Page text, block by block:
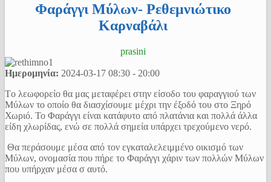
Φαράγγι Μύλων- Ρεθεμνιώτικο
Καρναβάλι
prasini
Ημερομηνία: 2024-03-17 08:30 - 20:00
Tο λεωφορείο θα μας μεταφέρει στην είσοδο του φαραγγιού των
Μύλων το οποίο θα διασχίσουμε μέχρι την έξοδό του στο Ξηρό
Χωριό. Το Φαράγγι είναι κατάφυτο από πλατάνια και πολλά άλλα
είδη χλωρίδας, ενώ σε πολλά σημεία υπάρχει τρεχούμενο νερό.
Θα περάσουμε μέσα από τον εγκαταλελειμμένο οικισμό των
Μύλων, ονομασία που πήρε το Φαράγγι χάριν των πολλών Μύλων
που υπήρχαν μέσα σ αυτό.